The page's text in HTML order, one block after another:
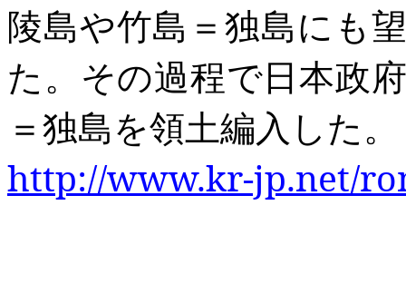
陵島や竹島＝独島にも
た。その過程で日本政
＝独島を領土編入した。
http://www.kr-jp.net/